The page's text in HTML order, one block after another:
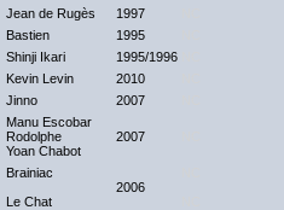
Jean de Rugès 1997
Bastien 1995
Shinji Ikari 1995/1996
Kevin Levin 2010
Jinno 2007
Manu Escobar
2007
Rodolphe
Yoan Chabot
Brainiac
2006
Le Chat